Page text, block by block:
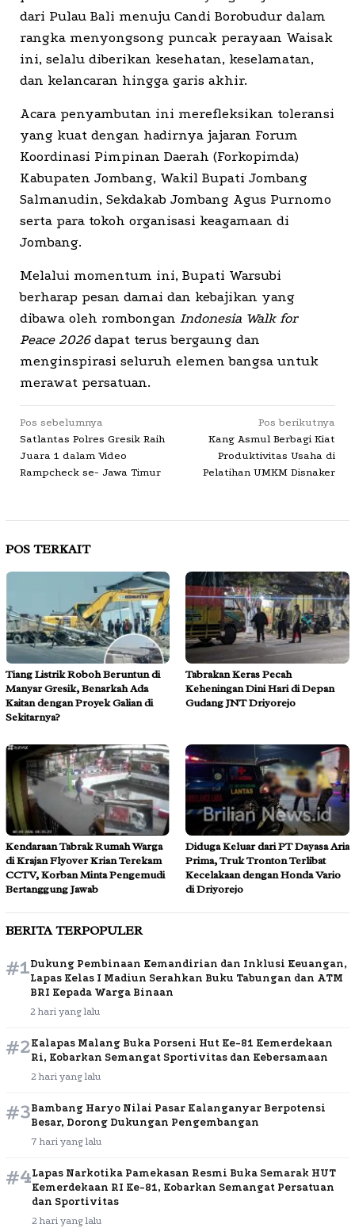
dari Pulau Bali menuju Candi Borobudur dalam
rangka menyongsong puncak perayaan Waisak
ini, selalu diberikan kesehatan, keselamatan,
dan kelancaran hingga garis akhir.
Acara penyambutan ini merefleksikan toleransi
yang kuat dengan hadirnya jajaran Forum
Koordinasi Pimpinan Daerah (Forkopimda)
Kabupaten Jombang, Wakil Bupati Jombang
Salmanudin, Sekdakab Jombang Agus Purnomo
serta para tokoh organisasi keagamaan di
Jombang.
Melalui momentum ini, Bupati Warsubi
berharap pesan damai dan kebajikan yang
dibawa oleh rombongan Indonesia Walk for
Peace 2026dapat terus bergaung dan
menginspirasi seluruh elemen bangsa untuk
merawat persatuan.
Navigasi
pos
Pos sebelumnya
Satlantas Polres Gresik Raih
Juara 1 dalam Video
Rampcheck se- Jawa Timur
Pos berikutnya
Kang Asmul Berbagi Kiat
Produktivitas Usaha di
Pelatihan UMKM Disnaker
POS TERKAIT
Tiang Listrik Roboh Beruntun di
Manyar Gresik, Benarkah Ada
Kaitan dengan Proyek Galian di
Sekitarnya?
Tabrakan Keras Pecah
Keheningan Dini Hari di Depan
Gudang JNT Driyorejo
Kendaraan Tabrak Rumah Warga
di Krajan Flyover Krian Terekam
CCTV, Korban Minta Pengemudi
Bertanggung Jawab
Diduga Keluar dari PT Dayasa Aria
Prima, Truk Tronton Terlibat
Kecelakaan dengan Honda Vario
di Driyorejo
BERITA TERPOPULER
#1Dukung Pembinaan Kemandirian dan Inklusi Keuangan,
Lapas Kelas I Madiun Serahkan Buku Tabungan dan ATM
BRI Kepada Warga Binaan
2 hari yang lalu
#2Kalapas Malang Buka Porseni Hut Ke-81 Kemerdekaan
Ri, Kobarkan Semangat Sportivitas dan Kebersamaan
2 hari yang lalu
#3Bambang Haryo Nilai Pasar Kalanganyar Berpotensi
Besar, Dorong Dukungan Pengembangan
7 hari yang lalu
#4Lapas Narkotika Pamekasan Resmi Buka Semarak HUT
Kemerdekaan RI Ke-81, Kobarkan Semangat Persatuan
dan Sportivitas
2 hari yang lalu